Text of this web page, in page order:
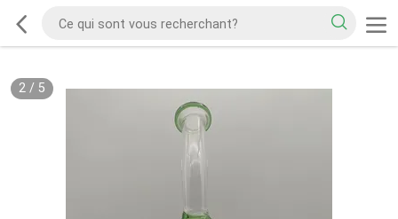
2/ 5